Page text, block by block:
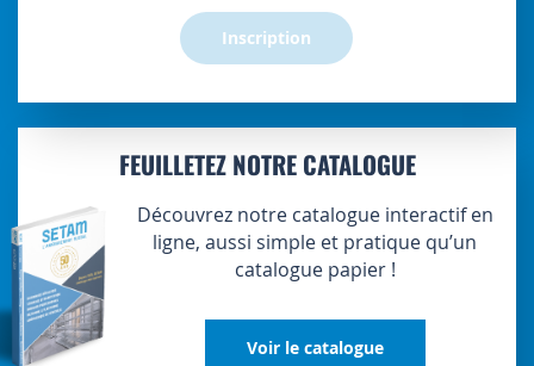
Inscription
FEUILLETEZ NOTRE CATALOGUE
Découvrez notre catalogue interactif en
ligne, aussi simple et pratique qu’un
catalogue papier !
Voir le catalogue